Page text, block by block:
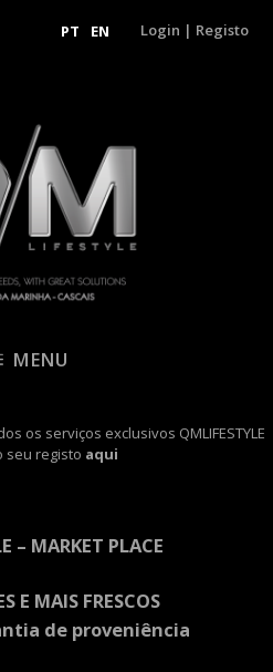
PT EN Login | Registo
MENU
os serviços exclusivos QMLIFESTYLE
seu registo aqui
– MARKET PLACE
E MAIS FRESCOS
de proveniência